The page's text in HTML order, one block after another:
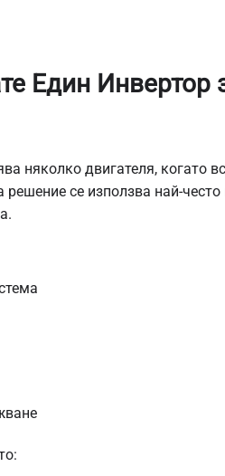
Един Инвертор
няколко двигателя, когато
се използва най-често